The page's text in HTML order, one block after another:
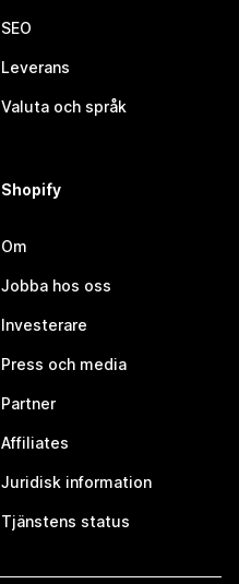
SEO
Leverans
Valuta och språk
Shopify
Om
Jobba hos oss
Investerare
Press och media
Partner
Affiliates
Juridisk information
Tjänstens status